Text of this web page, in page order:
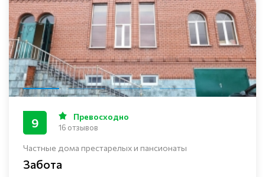
Частные дома престарелых и пансионаты
Забота
9 Превосходно
16 отзывов